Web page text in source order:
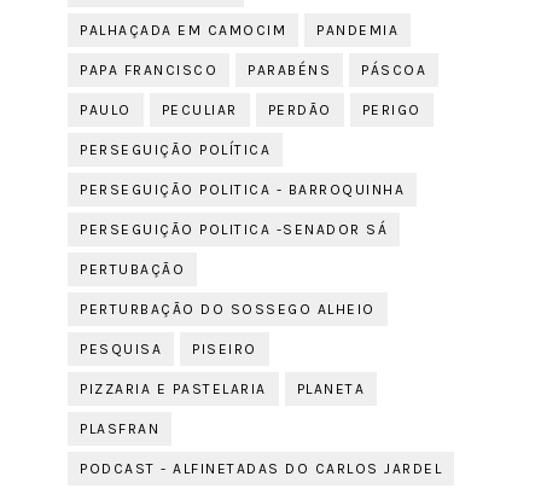
PALHAÇADA EM CAMOCIM PANDEMIA
PAPA FRANCISCO PARABÉNS PÁSCOA
PAULO PECULIAR PERDÃO PERIGO
PERSEGUIÇÃO POLÍTICA
PERSEGUIÇÃO POLITICA - BARROQUINHA
PERSEGUIÇÃO POLITICA -SENADOR SÁ
PERTUBAÇÃO
PERTURBAÇÃO DO SOSSEGO ALHEIO
PESQUISA PISEIRO
PIZZARIA E PASTELARIA PLANETA
PLASFRAN
PODCAST - ALFINETADAS DO CARLOS JARDEL